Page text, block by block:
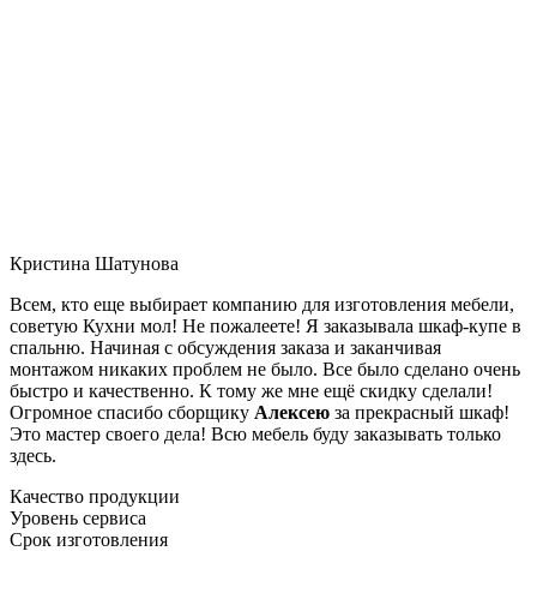
Кристина Шатунова
Всем, кто еще выбирает компанию для изготовления мебели,
советую Кухни мол! Не пожалеете! Я заказывала шкаф-купе в
спальню. Начиная с обсуждения заказа и заканчивая
монтажом никаких проблем не было. Все было сделано очень
быстро и качественно. К тому же мне ещё скидку сделали!
Огромное спасибо сборщику Алексею за прекрасный шкаф!
Это мастер своего дела! Всю мебель буду заказывать только
здесь.
Качество продукции
Уровень сервиса
Срок изготовления